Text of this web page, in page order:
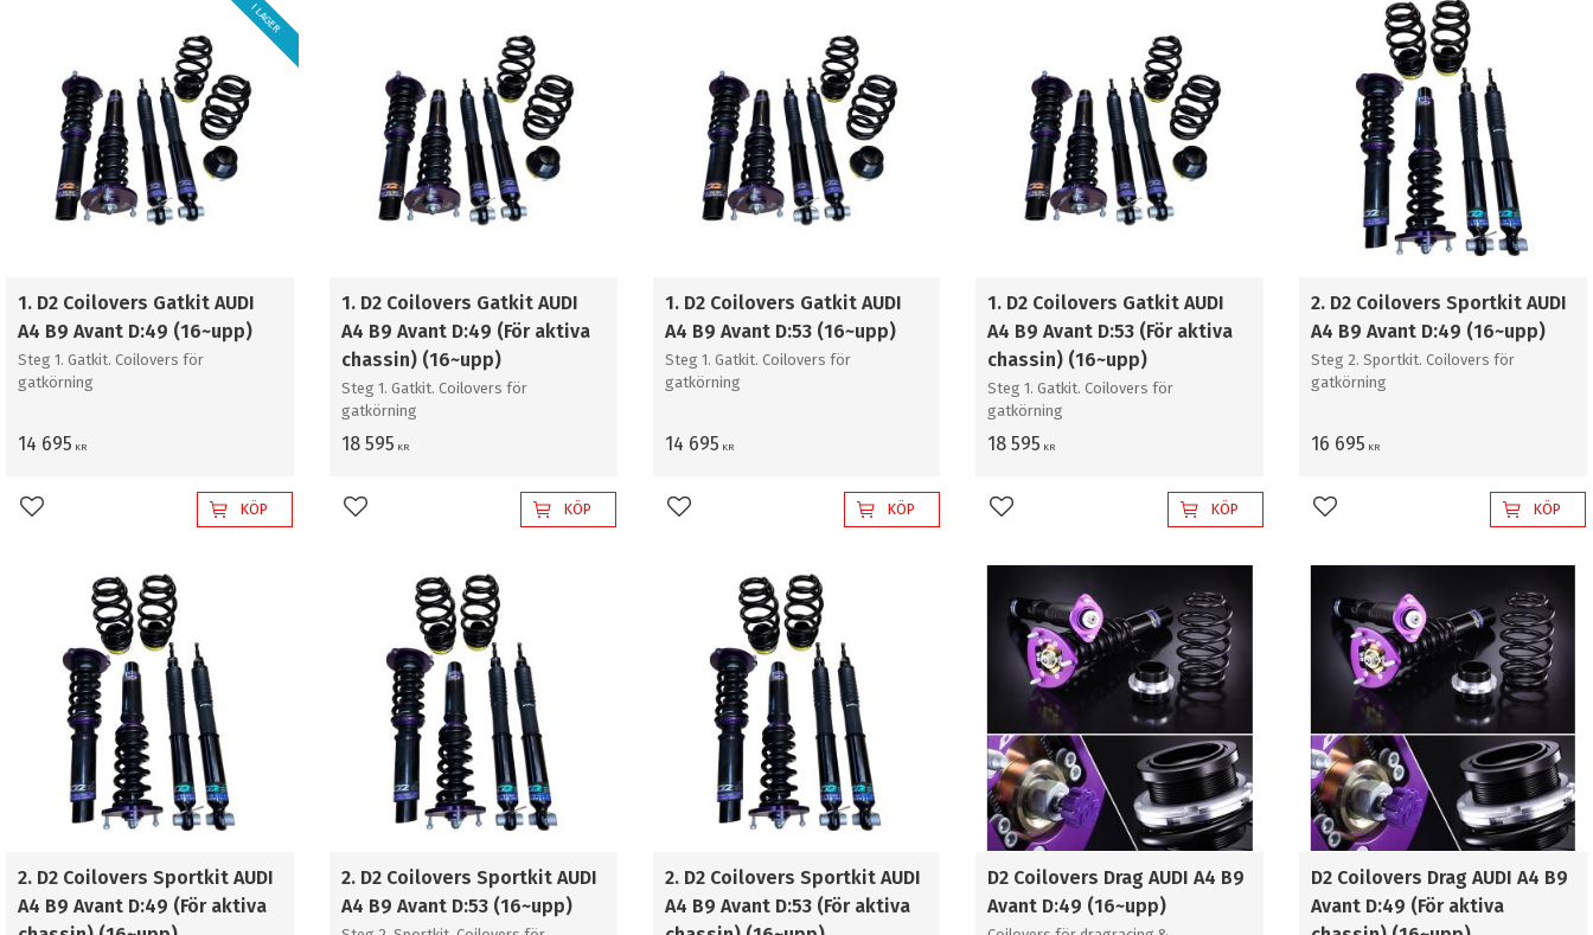
1. D2 Coilovers Gatkit AUDI
A4 B9 Avant D:49 (16~upp)
Steg 1. Gatkit. Coilovers för
gatkörning
14 695 KR
I LAGER
Lägg till i favoriter KÖP
1. D2 Coilovers Gatkit AUDI
A4 B9 Avant D:49 (För aktiva
chassin) (16~upp)
Steg 1. Gatkit. Coilovers för
gatkörning
18 595 KR
Lägg till i favoriter KÖP
1. D2 Coilovers Gatkit AUDI
A4 B9 Avant D:53 (16~upp)
Steg 1. Gatkit. Coilovers för
gatkörning
14 695 KR
Lägg till i favoriter KÖP
1. D2 Coilovers Gatkit AUDI
A4 B9 Avant D:53 (För aktiva
chassin) (16~upp)
Steg 1. Gatkit. Coilovers för
gatkörning
18 595 KR
Lägg till i favoriter KÖP
2. D2 Coilovers Sportkit AUDI
A4 B9 Avant D:49 (16~upp)
Steg 2. Sportkit. Coilovers för
gatkörning
16 695 KR
Lägg till i favoriter KÖP
2. D2 Coilovers Sportkit AUDI
A4 B9 Avant D:49 (För aktiva
2. D2 Coilovers Sportkit AUDI
A4 B9 Avant D:53 (16~upp)
2. D2 Coilovers Sportkit AUDI
A4 B9 Avant D:53 (För aktiva
D2 Coilovers Drag AUDI A4 B9
Avant D:49 (16~upp)
D2 Coilovers Drag AUDI A4 B9
Avant D:49 (För aktiva